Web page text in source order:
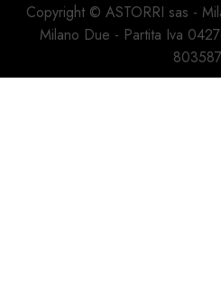
Copyright © ASTORRI sas -
Milano Due - Partita Iva